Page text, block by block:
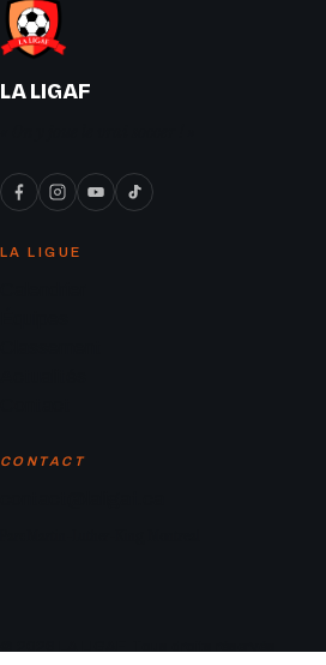
LA LIGAF
LA LIGUE
CONTACT